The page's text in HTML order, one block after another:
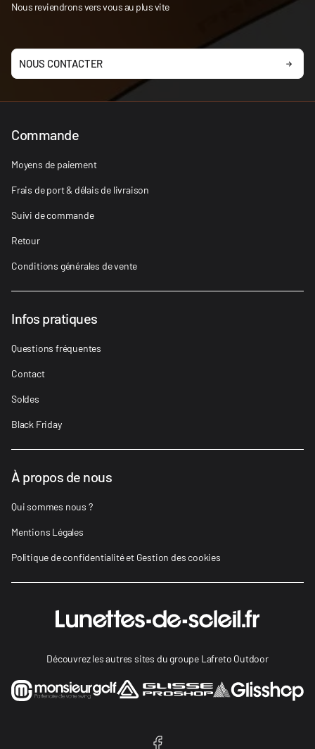
Nous reviendrons vers vous au plus vite
NOUS CONTACTER
Commande
Moyens de paiement
Frais de port & délais de livraison
Suivi de commande
Retour
Conditions générales de vente
Infos pratiques
Questions fréquentes
Contact
Soldes
Black Friday
À propos de nous
Qui sommes nous ?
Mentions Légales
Politique de confidentialité et Gestion des cookies
Découvrez les autres sites du groupe Lafreto Outdoor